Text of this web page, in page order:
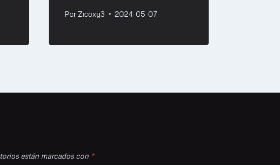
Por Zicoxy3 2024-05-07
están marcados con *